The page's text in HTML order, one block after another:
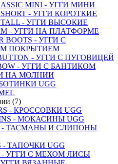
MINI - УГГИ МИНИ
SHORT - УГГИ КОРОТКИЕ
TALL - УГГИ ВЫСОКИЕ
- УГГИ НА ПЛАТФОРМЕ
BOOTS - УГГИ С
ПОКРЫТИЕМ
- УГГИ С ПУГОВИЦЕЙ
- УГГИ С БАНТИКОМ
НА МОЛНИИ
БОТИНКИ UGG
(7)
- КРОССОВКИ UGG
- МОКАСИНЫ UGG
- ТАСМАНЫ И СЛИПОНЫ
- ТАПОЧКИ UGG
- УГГИ С МЕХОМ ЛИСЫ